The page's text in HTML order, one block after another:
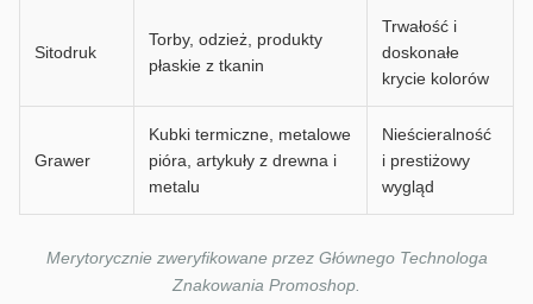
Sitodruk
Torby, odzież, produkty
płaskie z tkanin
Trwałość i
doskonałe
krycie kolorów
Grawer
Kubki termiczne, metalowe
pióra, artykuły z drewna i
metalu
Nieścieralność
i prestiżowy
wygląd
Merytorycznie zweryfikowane przez Głównego Technologa
Znakowania Promoshop.